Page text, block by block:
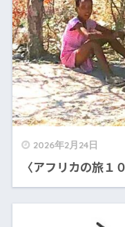
2026年2月24日
〈アフリカの旅１